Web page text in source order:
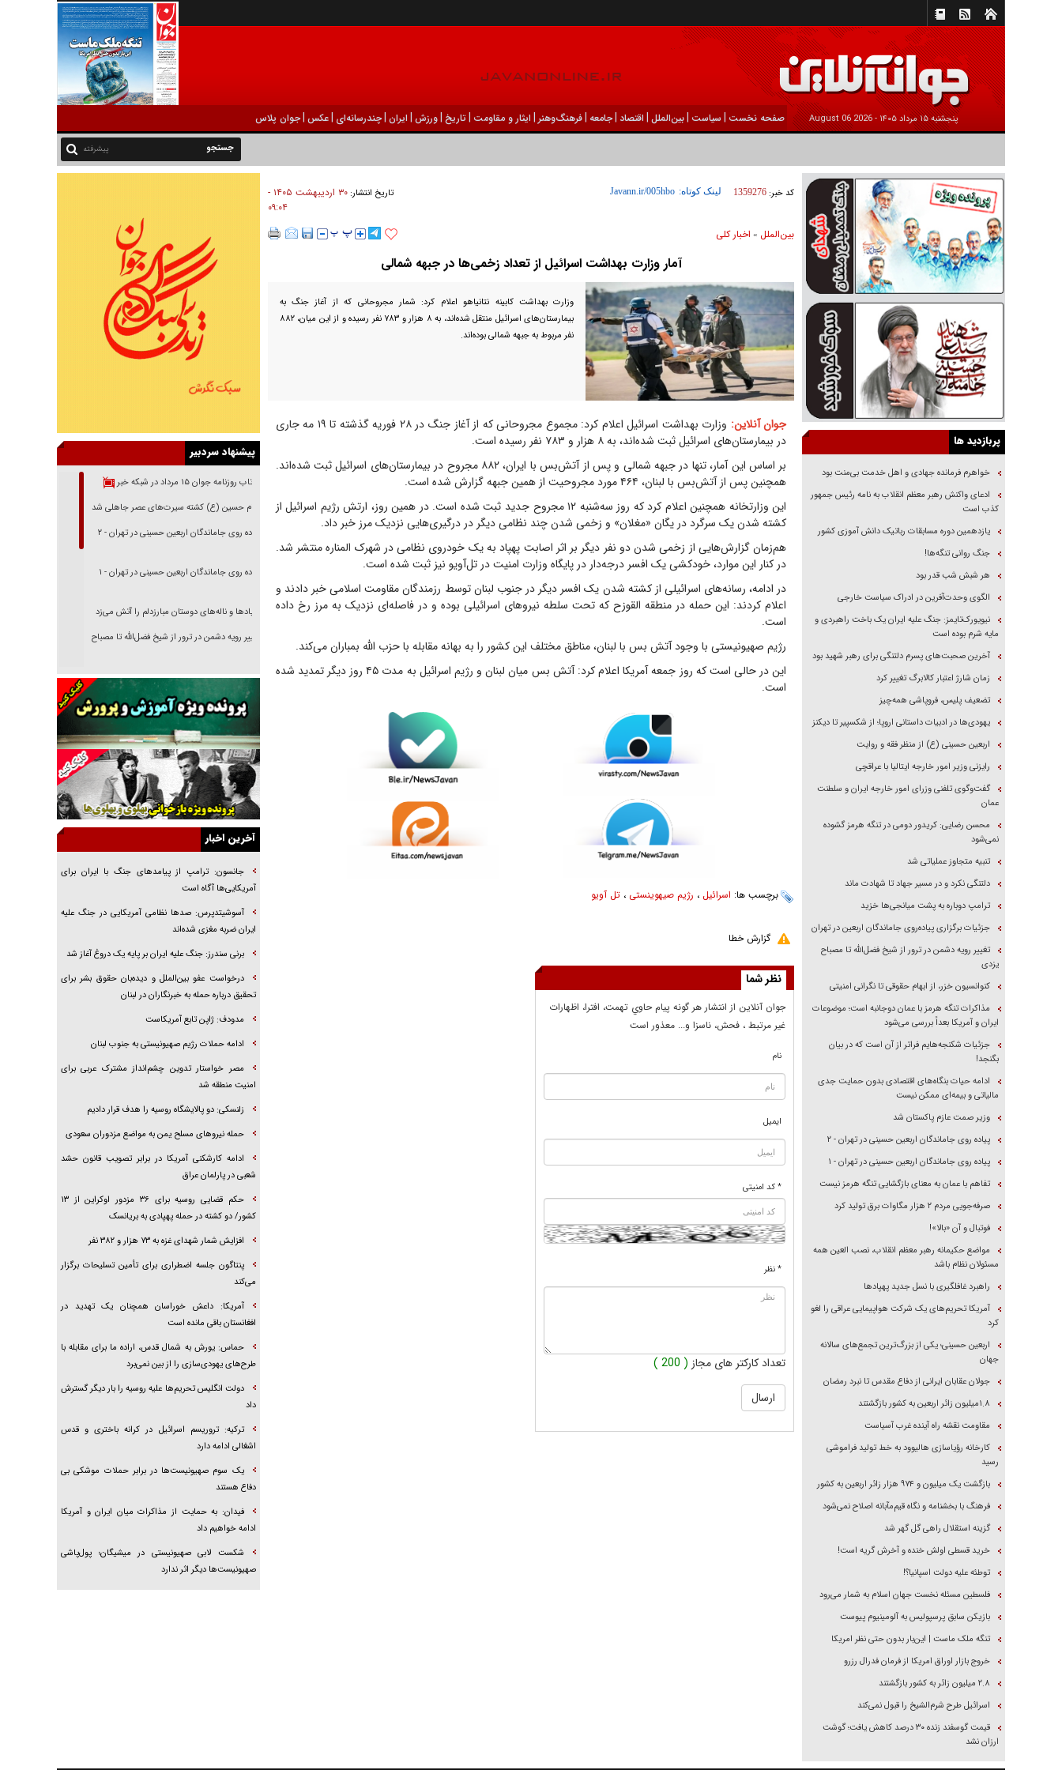
پنجشنبه ۱۵ مرداد ۱۴۰۵ - 2026 August 06 صفحه نخست | سیاست |بين‌الملل | اقتصاد |جامعه |فرهنگ‌و‌هنر | ایثار و مقاومت |تاریخ |ورزش | ايران |چندرسانه‌ای |عکس |جوان پلاس
پیشرفته
کد خبر: 1359276 لینک کوتاه: تاریخ انتشار:
۳۰ ارديبهشت ۱۴۰۵ -
۰۹:۰۴
بين‌الملل » اخبار كلی
آمار وزارت بهداشت اسرائیل از تعداد زخمی‌ها در جبهه شمالی
وزارت بهداشت کابینه نتانیاهو اعلام کرد: شمار مجروحانی که از آغاز جنگ به
بیمارستان‌های اسرائیل منتقل شده‌اند، به ۸ هزار و ۷۸۳ نفر رسیده و از این میان، ۸۸۲
نفر مربوط به جبهه شمالی بوده‌اند.
جوان آنلاین:
وزارت بهداشت اسرائیل اعلام کرد: مجموع مجروحانی که از آغاز جنگ در ۲۸ فوریه گذشته تا ۱۹ مه جاری
در بیمارستان‌های اسرائیل ثبت شده‌اند، به ۸ هزار و ۷۸۳ نفر رسیده است.
بر اساس این آمار، تنها در جبهه شمالی و پس از آتش‌بس با ایران، ۸۸۲ مجروح در بیمارستان‌های اسرائیل ثبت شده‌اند.
همچنین پس از آتش‌بس با لبنان، ۴۶۴ مورد مجروحیت از همین جبهه گزارش شده است.
این وزارتخانه همچنین اعلام کرد که روز سه‌شنبه ۱۲ مجروح جدید ثبت شده است. در همین روز، ارتش رژیم اسرائیل از
کشته شدن یک سرگرد در یگان «مغلان» و زخمی شدن چند نظامی دیگر در درگیری‌هایی نزدیک مرز خبر داد.
هم‌زمان گزارش‌هایی از زخمی شدن دو نفر دیگر بر اثر اصابت پهپاد به یک خودروی نظامی در شهرک المناره منتشر شد.
در کنار این موارد، خودکشی یک افسر درجه‌دار در پایگاه وزارت امنیت در تل‌آویو نیز ثبت شده است.
در ادامه، رسانه‌های اسرائیلی از کشته شدن یک افسر دیگر در جنوب لبنان توسط رزمندگان مقاومت اسلامی خبر دادند و
اعلام کردند: این حمله در منطقه القوزح که تحت سلطه نیروهای اسرائیلی بوده و در فاصله‌ای نزدیک به مرز رخ داده
است.
رژیم صهیونیستی با وجود آتش بس با لبنان، مناطق مختلف این کشور را به بهانه مقابله با حزب الله بمباران می‌کند.
این در حالی است که روز جمعه آمریکا اعلام کرد: آتش بس میان لبنان و رژیم اسرائیل به مدت ۴۵ روز دیگر تمدید شده
است.
برچسب ها: اسرائیل ، رژیم صیهوینستی ، تل آویو
گزارش خطا
نظر شما
جوان آنلاين از انتشار هر گونه پيام حاوي تهمت، افترا، اظهارات
غير مرتبط ، فحش، ناسزا و... معذور است
نام
ایمیل
* کد امنیتی
* نظر
تعداد کارکتر های مجاز ( 200 )
پربازدید ها
خواهرم فرمانده جهادی و اهل خدمت بی‌منت بود
ادعای واکنش رهبر معظم انقلاب به نامه رئیس جمهور
کذب است
یازدهمین دوره مسابقات رباتیک دانش آموزی کشور
جنگ روانی تنگه‌ها!
هر شبش شب قدر بود
الگوی وحدت‌آفرین در ادراک سیاست خارجی
نیویورک‌تایمز: جنگ علیه ایران یک باخت راهبردی و
مایه شرم بوده است
آخرین صحبت‌های پسرم دلتنگی برای رهبر شهید بود
زمان شارژ اعتبار کالابرگ تغییر کرد
تضعیف پلیس، فروپاشی همه‌چیز
یهودی‌ها در ادبیات داستانی اروپا؛ از شکسپیر تا دیکنز
اربعین حسینی (ع) از منظر فقه و روایت
رایزنی وزیر امور خارجه ایتالیا با عراقچی
گفت‌وگوی تلفنی وزرای امور خارجه ایران و سلطنت
عمان
محسن رضایی: کریدور دومی در تنگه هرمز گشوده
نمی‌شود
تنبیه متجاوز عملیاتی شد
دلتنگی نکرد و در مسیر جهاد تا شهادت ماند
ترامپ دوباره به پشت میانجی‌ها خزید
جزئیات برگزاری پیاده‌روی جاماندگان اربعین در تهران
تغییر رویه دشمن در ترور از شیخ فضل‌الله تا مصباح
یزدی
کنوانسیون خزر، از ابهام حقوقی تا نگرانی امنیتی
مذاکرات تنگه هرمز با عمان دوجانبه است؛ موضوعات
ایران و آمریکا بعداً بررسی می‌شود
جزئیات شکنجه‌هایم فراتر از آن است که در بیان
بگنجد!
ادامه حیات بنگاه‌های اقتصادی بدون حمایت جدی
مالیاتی و بیمه‌ای ممکن نیست
وزیر صمت عازم پاکستان شد
پیاده روی جاماندگان اربعین حسینی در تهران - ۲
پیاده روی جاماندگان اربعین حسینی در تهران - ۱
تفاهم با عمان به معنای بازگشایی تنگه هرمز نیست
صرفه‌جویی مردم ۲ هزار مگاوات برق تولید کرد
فوتبال و آن «بالا»!
مواضع حکیمانه رهبر معظم انقلاب، نصب العین همه
مسئولان نظام باشد
راهبرد غافلگیری با نسل جدید پهپاد‌ها
آمریکا تحریم‌های یک شرکت هواپیمایی عراقی را لغو
کرد
اربعین حسینی؛ یکی از بزرگ‌ترین تجمع‌های سالانه
جهان
جولان عقابان ایرانی از دفاع مقدس تا نبرد رمضان
۱.۸میلیون زائر اربعین به کشور بازگشتند
مقاومت نقشه راه آینده غرب آسیاست
کارخانه رؤیاسازی هالیوود به خط تولید فراموشی
رسید
بازگشت یک میلیون و ۹۷۴ هزار زائر اربعین به کشور
فرهنگ با بخشنامه و نگاه قیم‌مآبانه اصلاح نمی‌شود
گزینه استقلال راهی گل گهر شد
خرید قسطی اولش خنده و آخرش گریه است!
توطئه علیه دولت اسپانیا؟!
فلسطین مسئله نخست جهان اسلام به شمار می‌رود
بازیکن سابق پرسپولیس به آلومینیوم پیوست
تنگه ملک ماست | این‌بار بدون حتی نظر امریکا
خروج بازار اوراق امریکا از فرمان فدرال رزرو
۲.۸ میلیون زائر به کشور بازگشتند
اسرائیل طرح شرم‌الشیخ را قبول نمی‌کند
قیمت گوسفند زنده ۳۰ درصد کاهش یافت؛ گوشت
ارزان نشد
پیشنهاد سردبیر
بازتاب روزنامه جوان ۱۵ مرداد در شبکه خبر
امام حسین (ع) کشته سیرت‌های عصر جاهلی شد
پیاده روی جاماندگان اربعین حسینی در تهران - ۲
پیاده روی جاماندگان اربعین حسینی در تهران - ۱
فریاد‌ها و ناله‌های دوستان مبارزدلم را آتش می‌زد
تغییر رویه دشمن در ترور از شیخ فضل‌الله تا مصباح
خرید قسطی اولش خنده و آخرش گریه است!
فوتبال و آن «بالا»!
راهبرد غافلگیری با نسل جدید پهپاد‌ها
جنجال پزشکان تقلبی در صنعت زیبایی
یهودی‌ها در ادبیات داستانی اروپا؛ از شکسپیر تا
دیکنز
گفت‌وگو با خواهر یکی از شهدای جنگ رمضان/
خواهرم فرمانده جهادی و اهل خدمت بی‌منت بود
بگنجد!
برابر یورش به پاسگاه‌های پلیس
تحلیل ابعاد پیام رهبر انقلاب به حزب‌الله/ مقاومت
نقشه راه آینده غرب آسیا
آخرین اخبار
جانسون: ترامپ از پیامد‌های جنگ با ایران برای
آمریکایی‌ها آگاه است
آسوشیتدپرس: صد‌ها نظامی آمریکایی در جنگ علیه
ایران ضربه مغزی شده‌اند
برنی سندرز: جنگ علیه ایران بر پایه یک دروغ آغاز شد
درخواست عفو بین‌الملل و دیده‌بان حقوق بشر برای
تحقیق درباره حمله به خبرنگاران در لبنان
مدودف: ژاپن تابع آمریکاست
ادامه حملات رژیم صهیونیستی به جنوب لبنان
مصر خواستار تدوین چشم‌انداز مشترک عربی برای
امنیت منطقه شد
زلنسکی: دو پالایشگاه روسیه را هدف قرار دادیم
حمله نیرو‌های مسلح یمن به مواضع مزدوران سعودی
ادامه کارشکنی آمریکا در برابر تصویب قانون حشد
شعبی در پارلمان عراق
حکم قضایی روسیه برای ۳۶ مزدور اوکراین از ۱۳
کشور/ دو کشته در حمله پهپادی به بریانسک
افزایش شمار شهدای غزه به ۷۳ هزار و ۳۸۲ نفر
پنتاگون جلسه اضطراری برای تأمین تسلیحات برگزار
می‌کند
آمریکا: داعش خوراسان همچنان یک تهدید در
افغانستان باقی مانده است
حماس: یورش به شمال قدس، اراده ما برای مقابله با
طرح‌های یهودی‌سازی را از بین نمی‌برد
دولت انگلیس تحریم‌ها علیه روسیه را بار دیگر گسترش
داد
ترکیه: تروریسم اسرائیل در کرانه باختری و قدس
اشغالی ادامه دارد
یک سوم صهیونیست‌ها در برابر حملات موشکی بی
دفاع هستند
فیدان: به حمایت از مذاکرات میان ایران و آمریکا
ادامه خواهیم داد
شکست لابی صهیونیستی در میشیگان؛ پول‌پاشی
صهیونیست‌ها دیگر اثر ندارد